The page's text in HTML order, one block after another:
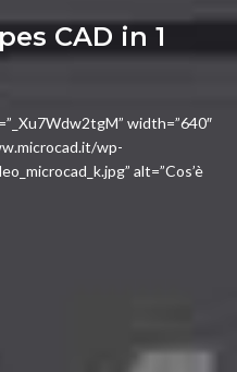
CAD in 1
width=”640″
wp-
alt=”Cos’è